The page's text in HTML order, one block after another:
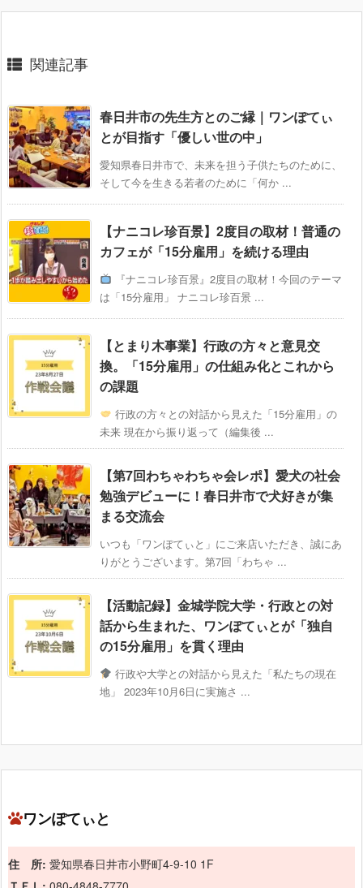
関連記事
春日井市の先生方とのご縁｜ワンぽてぃ
とが目指す「優しい世の中」
愛知県春日井市で、未来を担う子供たちのために、
そして今を生きる若者のために「何か ...
【ナニコレ珍百景】2度目の取材！普通の
カフェが「15分雇用」を続ける理由
『ナニコレ珍百景』2度目の取材！今回のテーマ
は「15分雇用」 ナニコレ珍百景 ...
【とまり木事業】行政の方々と意見交
換。「15分雇用」の仕組み化とこれから
の課題
行政の方々との対話から見えた「15分雇用」の
未来 現在から振り返って（編集後 ...
【第7回わちゃわちゃ会レポ】愛犬の社会
勉強デビューに！春日井市で犬好きが集
まる交流会
いつも「ワンぽてぃと」にご来店いただき、誠にあ
りがとうございます。第7回「わちゃ ...
【活動記録】金城学院大学・行政との対
話から生まれた、ワンぽてぃとが「独自
の15分雇用」を貫く理由
行政や大学との対話から見えた「私たちの現在
地」 2023年10月6日に実施さ ...
ワンぽてぃと
住 所: 愛知県春日井市小野町4-9-10 1F